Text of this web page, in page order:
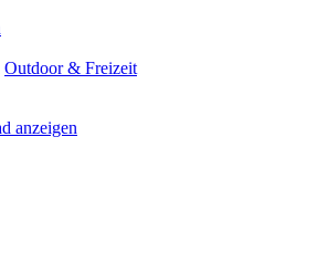
Outdoor & Freizeit
anzeigen